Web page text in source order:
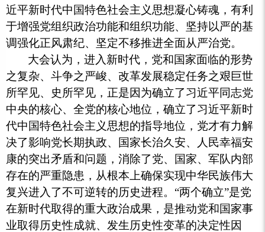
近平新时代中国特色社会主义思想凝心铸魂，有利
于增强党组织政治功能和组织功能、坚持以严的基
调强化正风肃纪、坚定不移推进全面从严治党。
大会认为，进入新时代，党和国家面临的形势
之复杂、斗争之严峻、改革发展稳定任务之艰巨世
所罕见、史所罕见，正是因为确立了习近平同志党
中央的核心、全党的核心地位，确立了习近平新时
代中国特色社会主义思想的指导地位，党才有力解
决了影响党长期执政、国家长治久安、人民幸福安
康的突出矛盾和问题，消除了党、国家、军队内部
存在的严重隐患，从根本上确保实现中华民族伟大
复兴进入了不可逆转的历史进程。 “两个确立”是党
在新时代取得的重大政治成果，是推动党和国家事
业取得历史性成就、发生历史性变革的决定性因